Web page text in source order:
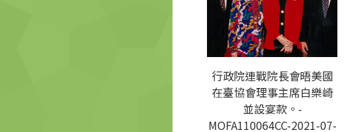
行政院連戰院長會晤美國
在臺協會理事主席白樂崎
並設宴款。-
MOFA110064CC-2021-07-